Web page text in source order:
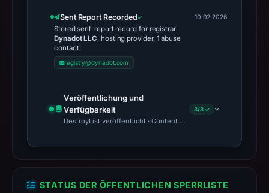
Sent Report Recorded
Stored sent-report record for registrar
Dynadot LLC, hosting provider, 1 abuse
contact
registry@dynadot.com
10.02.2026
Veröffentlichung und
Verfügbarkeit
DestroyList veröffentlicht · Content Observed Unavailable ·
3/3 ✓
STATUS DER ÖFFENTLICHEN SPERRLISTE